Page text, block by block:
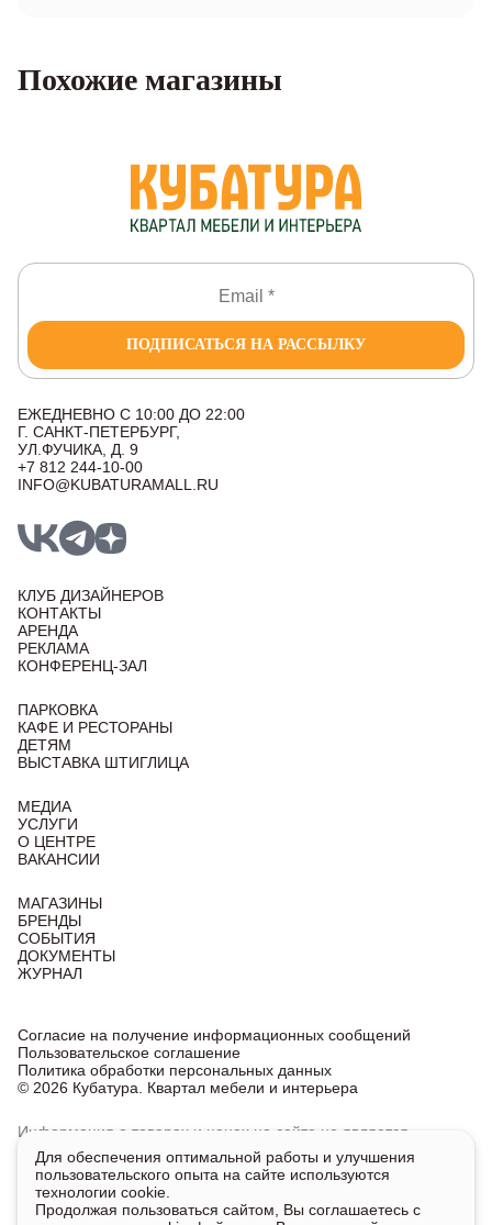
Похожие магазины
ПОДПИСАТЬСЯ НА РАССЫЛКУ
ЕЖЕДНЕВНО С 10:00 ДО 22:00
Г. САНКТ-ПЕТЕРБУРГ,
УЛ.ФУЧИКА, Д. 9
+7 812 244-10-00
INFO@KUBATURAMALL.RU
КЛУБ ДИЗАЙНЕРОВ
КОНТАКТЫ
АРЕНДА
РЕКЛАМА
КОНФЕРЕНЦ-ЗАЛ
ПАРКОВКА
КАФЕ И РЕСТОРАНЫ
ДЕТЯМ
ВЫСТАВКА ШТИГЛИЦА
МЕДИА
УСЛУГИ
О ЦЕНТРЕ
ВАКАНСИИ
МАГАЗИНЫ
БРЕНДЫ
СОБЫТИЯ
ДОКУМЕНТЫ
ЖУРНАЛ
© 2026 Кубатура. Квартал мебели и интерьера
Согласие на получение информационных сообщений
Пользовательское соглашение
Политика обработки персональных данных
Информация о товарах и ценах на сайте не является
публичной офертой, носит исключительно информационный
характер.
Для получения подробной информации о наличии
и стоимости указанных товаров и услуг напишите или
позвоните нам.
Для обеспечения оптимальной работы и улучшения
пользовательского опыта на сайте используются
технологии cookie.
Продолжая пользоваться сайтом, Вы соглашаетесь с